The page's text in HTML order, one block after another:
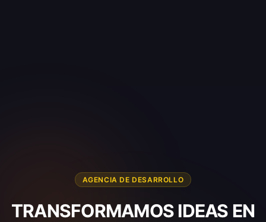
AGENCIA DE DESARROLLO
TRANSFORMAMOS IDEAS EN